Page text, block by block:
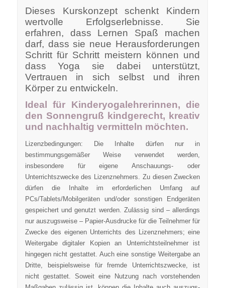
Dieses Kurskonzept schenkt Kindern
wertvolle Erfolgserlebnisse. Sie
erfahren, dass Lernen Spaß machen
darf, dass sie neue Herausforderungen
Schritt für Schritt meistern können und
dass Yoga sie dabei unterstützt,
Vertrauen in sich selbst und ihren
Körper zu entwickeln.
Ideal für Kinderyogalehrerinnen, die
den Sonnengruß kindgerecht, kreativ
und nachhaltig vermitteln möchten.
Lizenzbedingungen: Die Inhalte dürfen nur in
bestimmungsgemäßer Weise verwendet werden,
insbesondere für eigene Anschauungs- oder
Unterrichtszwecke des Lizenznehmers. Zu diesen Zwecken
dürfen die Inhalte im erforderlichen Umfang auf
PCs/Tablets/Mobilgeräten und/oder sonstigen Endgeräten
gespeichert und genutzt werden. Zulässig sind – allerdings
nur auszugsweise – Papier-Ausdrucke für die Teilnehmer für
Zwecke des eigenen Unterrichts des Lizenznehmers; eine
Weitergabe digitaler Kopien an Unterrichtsteilnehmer ist
hingegen nicht gestattet. Auch eine sonstige Weitergabe an
Dritte, beispielsweise für fremde Unterrichtszwecke, ist
nicht gestattet. Soweit eine Nutzung nach vorstehenden